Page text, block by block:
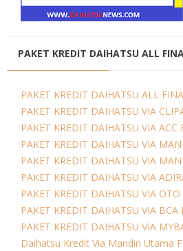
PAKET KREDIT DAIHATSU ALL
PAKET KREDIT DAIHATSU ALL
PAKET KREDIT DAIHATSU VIA
PAKET KREDIT DAIHATSU VIA ACC
PAKET KREDIT DAIHATSU VIA
PAKET KREDIT DAIHATSU VIA
PAKET KREDIT DAIHATSU VIA
PAKET KREDIT DAIHATSU VIA
PAKET KREDIT DAIHATSU VIA BCA
PAKET KREDIT DAIHATSU VIA
Daihatsu Kredit Via Mandiri Utama